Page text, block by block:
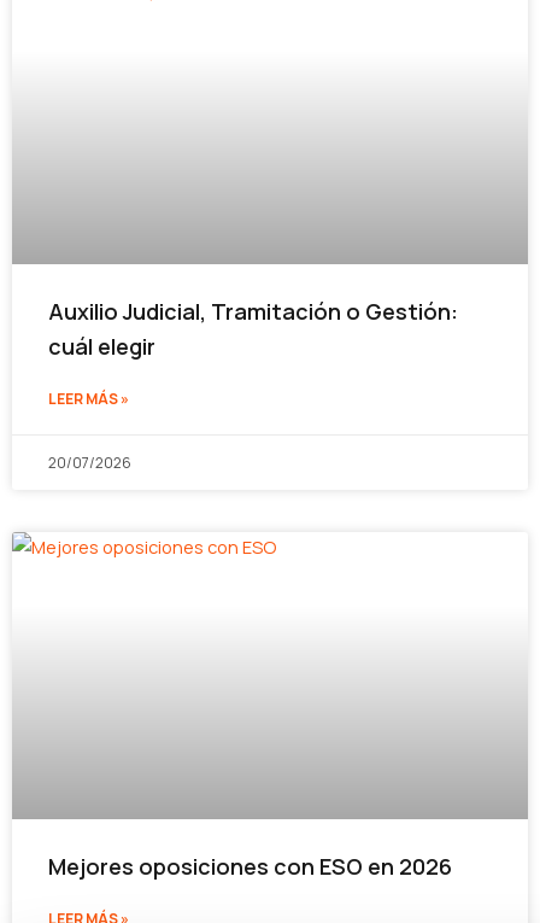
Auxilio Judicial, Tramitación o Gestión:
cuál elegir
LEER MÁS »
20/07/2026
Mejores oposiciones con ESO en 2026